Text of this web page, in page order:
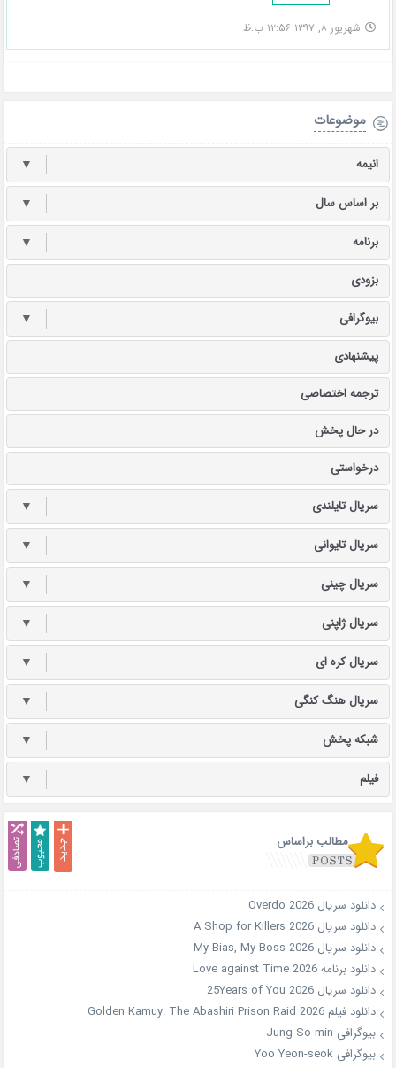
شهریور ۸, ۱۳۹۷ ۱۲:۵۶ ب.ظ
موضوعات
انیمه ▼
بر اساس سال ▼
برنامه ▼
بزودی
بیوگرافی ▼
پیشنهادی
ترجمه اختصاصی
در حال پخش
درخواستی
سریال تایلندی ▼
سریال تایوانی ▼
سریال چینی ▼
سریال ژاپنی ▼
سریال کره ای ▼
سریال هنگ کنگی ▼
شبکه پخش ▼
فیلم ▼
مطالب براساس
دانلود سریال Overdo 2026
دانلود سریال A Shop for Killers 2026
دانلود سریال My Bias, My Boss 2026
دانلود برنامه Love against Time 2026
دانلود سریال 25Years of You 2026
دانلود فیلم Golden Kamuy: The Abashiri Prison Raid 2026
بیوگرافی Jung So-min
بیوگرافی Yoo Yeon-seok